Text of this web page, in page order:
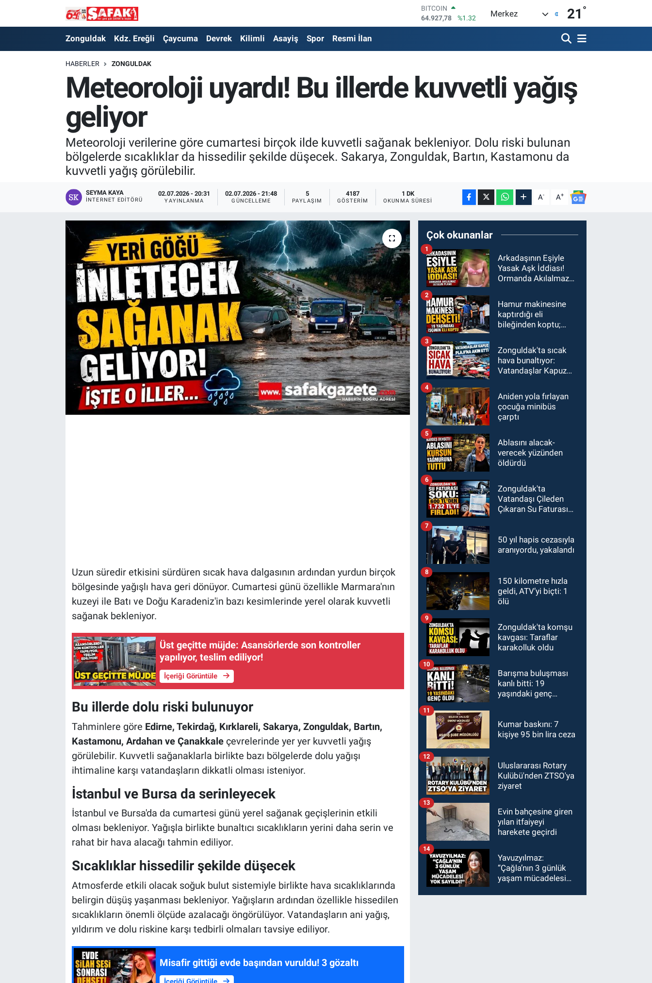
DOLAR
47,5894
%0.08
EURO
BİST100
13.703
%11
Merkez 21 °
Zonguldak Kdz. Ereğli Çaycuma Devrek Kilimli Asayiş Spor Resmi İlan
HABERLER ZONGULDAK
Meteoroloji uyardı! Bu illerde kuvvetli yağış
geliyor
Meteoroloji verilerine göre cumartesi birçok ilde kuvvetli sağanak bekleniyor. Dolu riski bulunan
bölgelerde sıcaklıklar da hissedilir şekilde düşecek. Sakarya, Zonguldak, Bartın, Kastamonu da
kuvvetli yağış görülebilir.
SEYMA KAYA
İNTERNET EDITÖRÜ
02.07.2026 - 20:31
YAYINLANMA
02.07.2026 - 21:48
GÜNCELLEME
5
PAYLAŞIM
4187
GÖSTERIM
1 DK
OKUNMA SÜRESI A- A+
Uzun süredir etkisini sürdüren sıcak hava dalgasının ardından yurdun birçok
bölgesinde yağışlı hava geri dönüyor. Cumartesi günü özellikle Marmara'nın
kuzeyi ile Batı ve Doğu Karadeniz'in bazı kesimlerinde yerel olarak kuvvetli
sağanak bekleniyor.
Üst geçitte müjde: Asansörlerde son kontroller
yapılıyor, teslim ediliyor!
İçeriği Görüntüle
Bu illerde dolu riski bulunuyor
Tahminlere göre Edirne, Tekirdağ, Kırklareli, Sakarya, Zonguldak, Bartın,
Kastamonu, Ardahan ve Çanakkaleçevrelerinde yer yer kuvvetli yağış
görülebilir. Kuvvetli sağanaklarla birlikte bazı bölgelerde dolu yağışı
ihtimaline karşı vatandaşların dikkatli olması isteniyor.
İstanbul ve Bursa da serinleyecek
İstanbul ve Bursa'da da cumartesi günü yerel sağanak geçişlerinin etkili
olması bekleniyor. Yağışla birlikte bunaltıcı sıcaklıkların yerini daha serin ve
rahat bir hava alacağı tahmin ediliyor.
Sıcaklıklar hissedilir şekilde düşecek
Atmosferde etkili olacak soğuk bulut sistemiyle birlikte hava sıcaklıklarında
belirgin düşüş yaşanması bekleniyor. Yağışların ardından özellikle hissedilen
sıcaklıkların önemli ölçüde azalacağı öngörülüyor. Vatandaşların ani yağış,
yıldırım ve dolu riskine karşı tedbirli olmaları tavsiye ediliyor.
Misafir gittiği evde başından vuruldu! 3 gözaltı
Çok okunanlar
Arkadaşının Eşiyle
Yasak Aşk İddiası!
Ormanda Akılalmaz
1
Hamur makinesine
kaptırdığı eli
bileğinden koptu;
2
Zonguldak'ta sıcak
hava bunaltıyor:
Vatandaşlar Kapuz
3
Aniden yola fırlayan
çocuğa minibüs
çarptı
4
Ablasını alacak-
verecek yüzünden
öldürdü
5
Zonguldak'ta
Vatandaşı Çileden
Çıkaran Su Faturası
6
50 yıl hapis cezasıyla
aranıyordu, yakalandı
7
150 kilometre hızla
geldi, ATV’yi biçti: 1
ölü
8
Zonguldak'ta komşu
kavgası: Taraflar
karakolluk oldu
9
Barışma buluşması
kanlı bitti: 19
yaşındaki genç
10
Kumar baskını: 7
kişiye 95 bin lira ceza
11
Uluslararası Rotary
Kulübü'nden ZTSO'ya
ziyaret
12
Evin bahçesine giren
yılan itfaiyeyi
harekete geçirdi
13
Yavuzyılmaz:
“Çağla’nın 3 günlük
yaşam mücadelesi
14
Zonguldak
Kdz. Ereğli
Zonguldak Nöbetçi Eczaneler
Zonguldak Hava Durumu
Zonguldak Namaz Vakitleri
Zonguldak Trafik Yoğunluk Haritası
Süper Lig Puan Durumu ve Fikstür
Tüm Manşetler